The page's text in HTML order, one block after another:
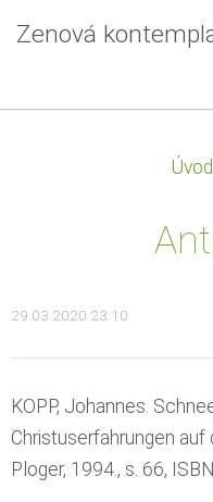
Zenová
Úvod
29.03.2020 23:10
KOPP, Johannes.
Christuserfahrungen auf
Ploger, 1994., s. 66,